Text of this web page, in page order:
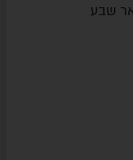
שבע